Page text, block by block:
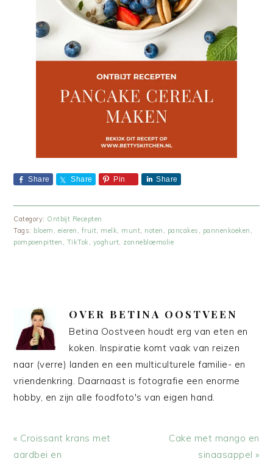
Share Share Pin Share
Category: Ontbijt Recepten
Tags: bloem eieren fruit melk munt noten pancakes pannenkoeken
pompoenpitten
TikTok yoghurt zonnebloemolie
OVER BETINA OOSTVEEN
Betina Oostveen houdt erg van eten en
koken. Inspiratie komt vaak van reizen
naar (verre) landen en een multiculturele familie- en
vriendenkring. Daarnaast is fotografie een enorme
hobby, en zijn alle foodfoto's van eigen hand.
Vorig
bericht:
« Croissant krans met
aardbei en
Volgend
bericht:
Cake met mango en
sinaasappel »